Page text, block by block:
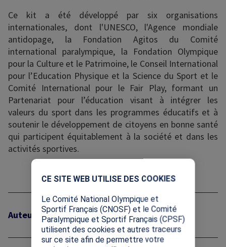
Ce kit a été développé par six organisations
internationales, dont l'UNESCO, l'Agence mondiale
antidopage, la Fondation Agitos du Comité
international paralympique, la Fondation Olympique
pour la Culture et le Patrimoine, le Conseil International
pour l’Education Physique et la Science du Sport et le
Comité International pour le Fair Play, formant un
Partenariat pour l’éducation visant à intégrer les
valeurs du sport dans les programmes éducatifs et à
soutenir le développement de citoyens en bonne santé
qui participent équitablement à la société et dans les
activités sportives.
Auteur : UNESCO
CE SITE WEB UTILISE DES COOKIES
Le Comité National Olympique et
Sportif Français (CNOSF) et le Comité
Paralympique et Sportif Français (CPSF)
utilisent des cookies et autres traceurs
sur ce site afin de permettre votre